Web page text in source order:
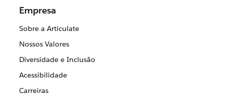
Empresa
Sobre a Articulate
Nossos Valores
Diversidade e Inclusão
Acessibilidade
Carreiras